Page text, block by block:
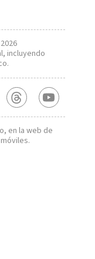
incluyendo
en la web de